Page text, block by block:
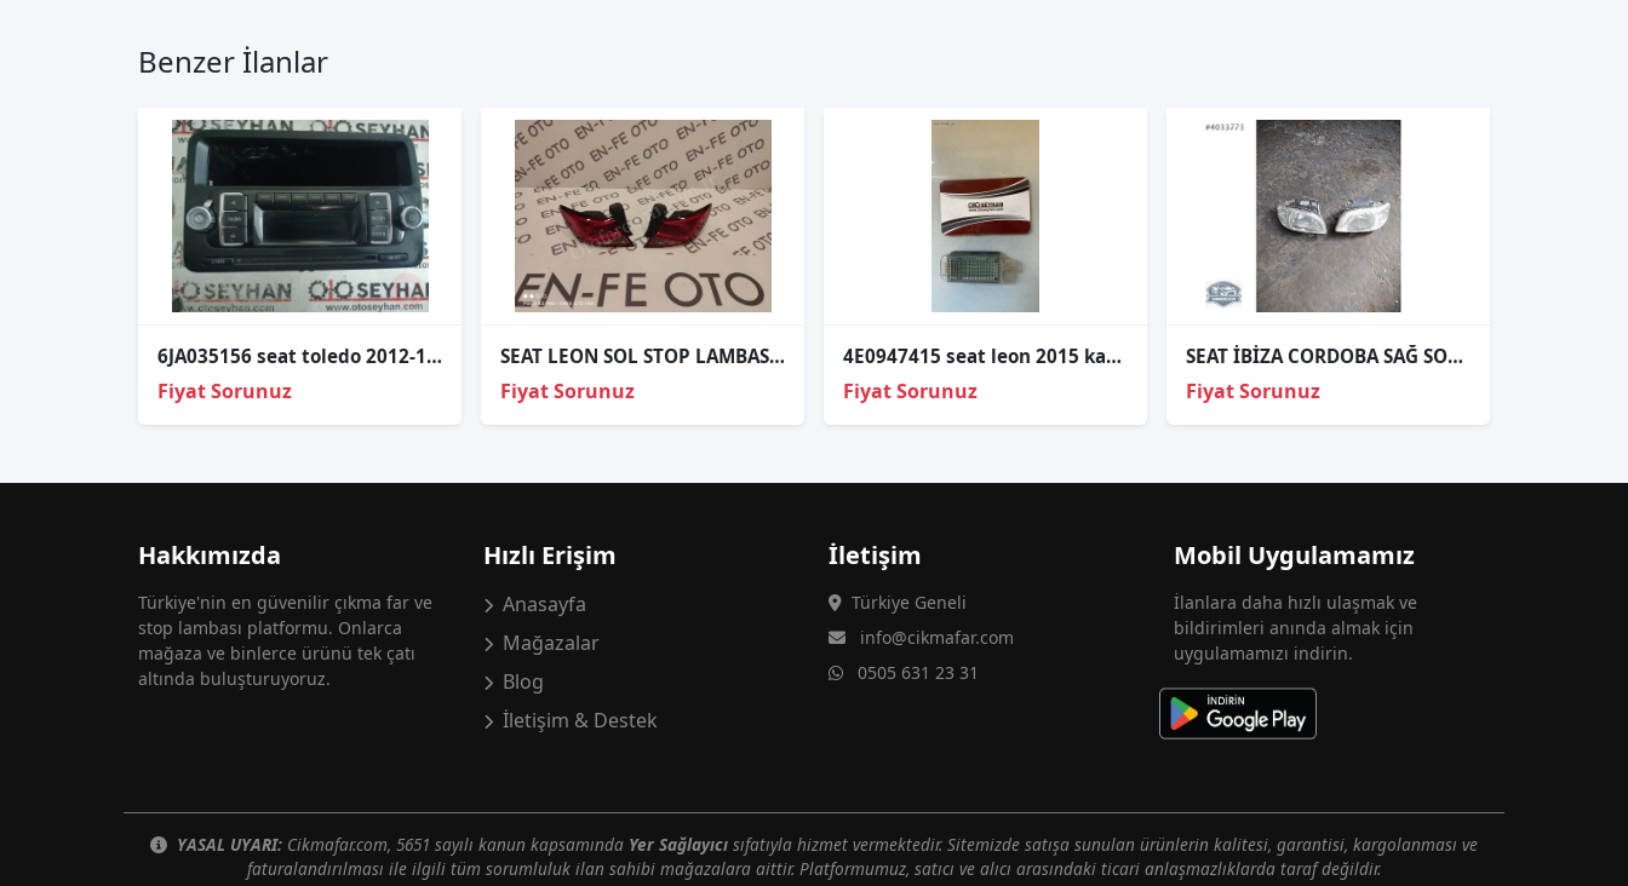
Benzer İlanlar
6JA035156 seat toledo 2012-19 teyp radyo
Fiyat Sorunuz
SEAT LEON SOL STOP LAMBASI SIFIR
Fiyat Sorunuz
4E0947415 seat leon 2015 kapı kartonu lambası led
Fiyat Sorunuz
SEAT İBİZA CORDOBA SAĞ SOL FAR TAKIM ORJİNAL 6K1941044A
Fiyat Sorunuz
Hakkımızda
Türkiye'nin en güvenilir çıkma far ve
stop lambası platformu. Onlarca
mağaza ve binlerce ürünü tek çatı
altında buluşturuyoruz.
Hızlı Erişim
Anasayfa
Mağazalar
Blog
İletişim & Destek
İletişim
Türkiye Geneli
info@cikmafar.com
0505 631 23 31
Mobil Uygulamamız
İlanlara daha hızlı ulaşmak ve
bildirimleri anında almak için
uygulamamızı indirin.
YASAL UYARI: Cikmafar.com, 5651 sayılı kanun kapsamında Yer Sağlayıcı sıfatıyla hizmet vermektedir. Sitemizde satışa sunulan ürünlerin kalitesi, garantisi, kargolanması ve
faturalandırılması ile ilgili tüm sorumluluk ilan sahibi mağazalara aittir. Platformumuz, satıcı ve alıcı arasındaki ticari anlaşmazlıklarda taraf değildir.